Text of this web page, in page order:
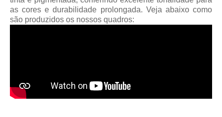
as cores e durabilidade prolongada. Veja abaixo como
são produzidos os nossos quadros: